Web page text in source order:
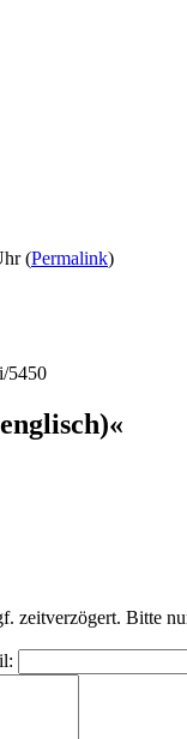
(Permalink)
5450
zeitverzögert. Bitte